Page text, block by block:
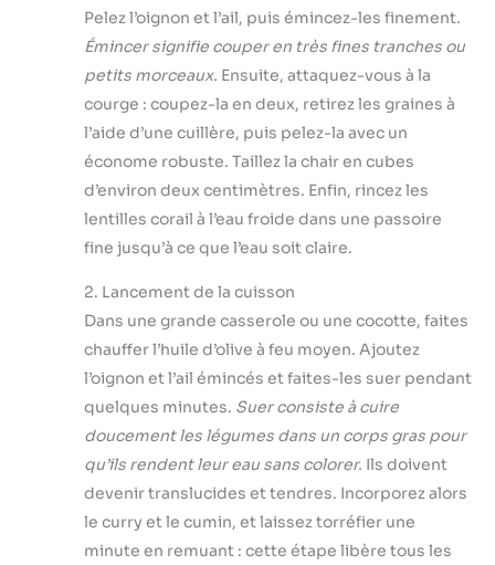
Pelez l’oignon et l’ail, puis émincez-les finement.
Émincer signifie couper en très fines tranches ou
petits morceaux. Ensuite, attaquez-vous à la
courge : coupez-la en deux, retirez les graines à
l’aide d’une cuillère, puis pelez-la avec un
économe robuste. Taillez la chair en cubes
d’environ deux centimètres. Enfin, rincez les
lentilles corail à l’eau froide dans une passoire
fine jusqu’à ce que l’eau soit claire.
2. Lancement de la cuisson
Dans une grande casserole ou une cocotte, faites
chauffer l’huile d’olive à feu moyen. Ajoutez
l’oignon et l’ail émincés et faites-les suer pendant
quelques minutes. Suer consiste à cuire
doucement les légumes dans un corps gras pour
qu’ils rendent leur eau sans colorer. Ils doivent
devenir translucides et tendres. Incorporez alors
le curry et le cumin, et laissez torréfier une
minute en remuant : cette étape libère tous les